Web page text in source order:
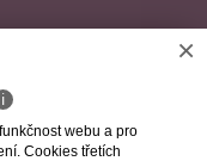
×
ℹ
webu a pro
Cookies třetích